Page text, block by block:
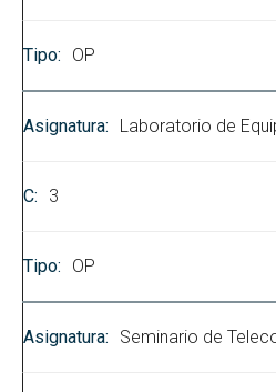
OP
Laboratorio de
3
OP
Seminario de